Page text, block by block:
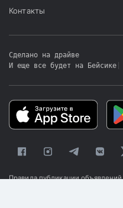
Контакты
Сделано на драйве
И еще все будет на Бейсике
Правила публикации объявлений